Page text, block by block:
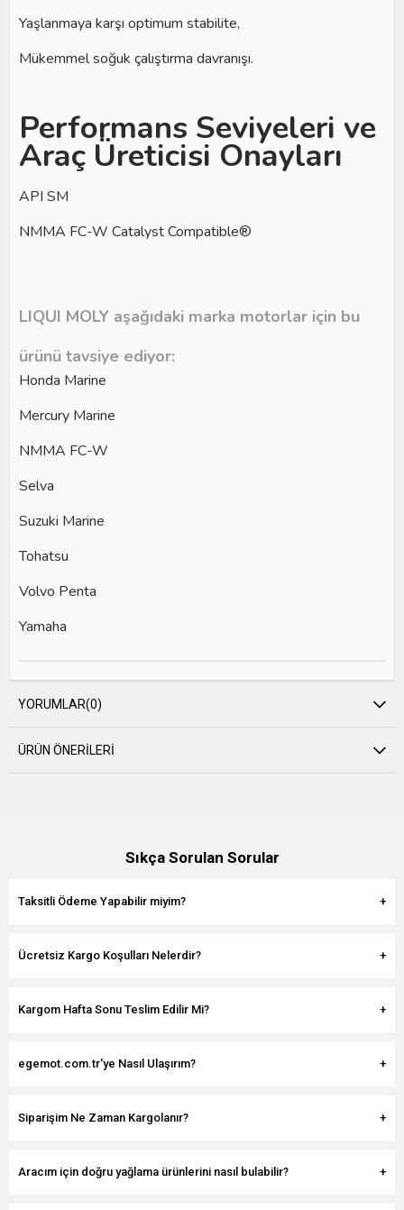
Yaşlanmaya karşı optimum stabilite,
Mükemmel soğuk çalıştırma davranışı.
Performans Seviyeleri ve
Araç Üreticisi Onayları
API SM
NMMA FC-W Catalyst Compatible®
LIQUI MOLY aşağıdaki marka motorlar için bu
ürünü tavsiye ediyor:
Honda Marine
Mercury Marine
NMMA FC-W
Selva
Suzuki Marine
Tohatsu
Volvo Penta
Yamaha
YORUMLAR(0)
ÜRÜN ÖNERILERI
Sıkça Sorulan Sorular
Taksitli Ödeme Yapabilir miyim?
Ücretsiz Kargo Koşulları Nelerdir?
Kargom Hafta Sonu Teslim Edilir Mi?
egemot.com.tr'ye Nasıl Ulaşırım?
Siparişim Ne Zaman Kargolanır?
Aracım için doğru yağlama ürünlerini nasıl bulabilir?